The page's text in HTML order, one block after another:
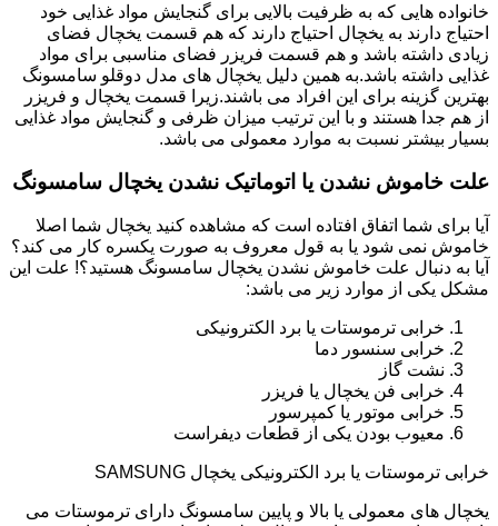
خانواده هایی که به ظرفیت بالایی برای گنجایش مواد غذایی خود
احتیاج دارند به یخچال احتیاج دارند که هم قسمت یخچال فضای
زیادی داشته باشد و هم قسمت فریزر فضای مناسبی برای مواد
غذایی داشته باشد.به همین دلیل یخچال های مدل دوقلو سامسونگ
بهترین گزینه برای این افراد می باشند.زیرا قسمت یخچال و فریزر
از هم جدا هستند و با این ترتیب میزان ظرفی و گنجایش مواد غذایی
بسیار بیشتر نسبت به موارد معمولی می باشد.
علت خاموش نشدن یا اتوماتیک نشدن یخچال سامسونگ
آیا برای شما اتفاق افتاده است که مشاهده کنید یخچال شما اصلا
خاموش نمی شود یا به قول معروف به صورت یکسره کار می کند؟
آیا به دنبال علت خاموش نشدن یخچال سامسونگ هستید؟! علت این
مشکل یکی از موارد زیر می باشد:
خرابی ترموستات یا برد الکترونیکی
خرابی سنسور دما
نشت گاز
خرابی فن یخچال یا فریزر
خرابی موتور یا کمپرسور
معیوب بودن یکی از قطعات دیفراست
خرابی ترموستات یا برد الکترونیکی یخچال SAMSUNG
یخچال های معمولی یا بالا و پایین سامسونگ دارای ترموستات می